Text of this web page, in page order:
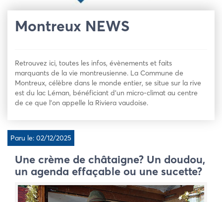
Montreux NEWS
Retrouvez ici, toutes les infos, évènements et faits
marquants de la vie montreusienne. La Commune de
Montreux, célèbre dans le monde entier, se situe sur la rive
est du lac Léman, bénéficiant d’un micro-climat au centre
de ce que l’on appelle la Riviera vaudoise.
Paru le: 02/12/2025
Une crème de châtaigne? Un doudou,
un agenda effaçable ou une sucette?